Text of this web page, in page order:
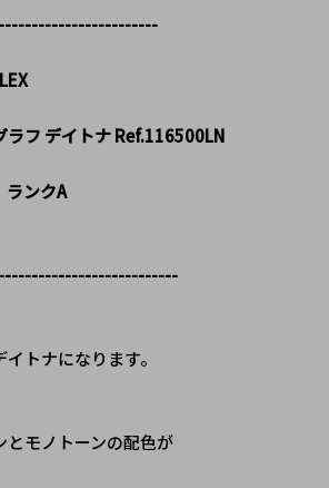
ラフ デイトナ Ref.116500LN
ランクA
トナになります。
モノトーンの配色が